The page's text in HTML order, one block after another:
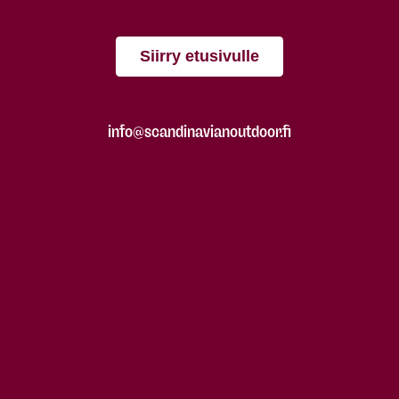
Siirry etusivulle
info@scandinavianoutdoor.fi